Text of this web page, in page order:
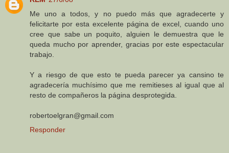
Me uno a todos, y no puedo más que agradecerte y
felicitarte por esta excelente página de excel, cuando uno
cree que sabe un poquito, alguien le demuestra que le
queda mucho por aprender, gracias por este espectacular
trabajo.
Y a riesgo de que esto te pueda parecer ya cansino te
agradecería muchísimo que me remitieses al igual que al
resto de compañeros la página desprotegida.
robertoelgran@gmail.com
Responder